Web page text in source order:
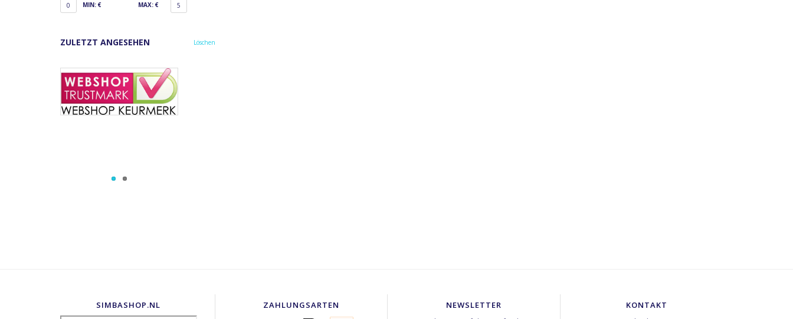
0 MIN: € MAX: € 5
ZULETZT ANGESEHEN Löschen
SIMBASHOP.NL ZAHLUNGSARTEN NEWSLETTER KONTAKT